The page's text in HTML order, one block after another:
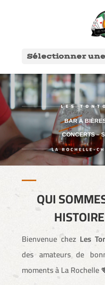
Sélectionner
LES
BAR À
CONCERTS –
LA ROCHELLE-
QUI
Bienvenue chez Les
des amateurs de
moments à La Rochelle